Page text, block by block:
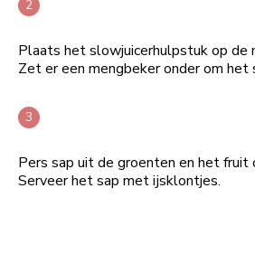
Plaats het slowjuicerhulpstuk op de
Zet er een mengbeker onder om het
Pers sap uit de groenten en het fruit
Serveer het sap met ijsklontjes.